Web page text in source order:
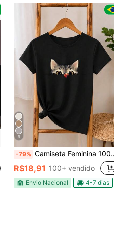
9
-79% Camiseta Feminina 100% Algodão Gatinho Fofo Estampado Cute Cat Manga Curta Gola Redonda Casual
R$18,91 100+ vendido
Envio Nacional 4-7 dias